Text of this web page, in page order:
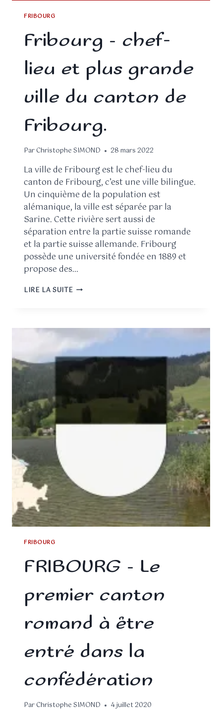
FRIBOURG
Fribourg – chef-
lieu et plus grande
ville du canton de
Fribourg.
ParChristophe SIMOND 28 mars 2022
La ville de Fribourg est le chef-lieu du
canton de Fribourg, c’est une ville bilingue.
Un cinquième de la population est
alémanique, la ville est séparée par la
Sarine. Cette rivière sert aussi de
séparation entre la partie suisse romande
et la partie suisse allemande. Fribourg
possède une université fondée en 1889 et
propose des…
LIRE LA SUITE
FRIBOURG
FRIBOURG – Le
premier canton
romand à être
entré dans la
confédération
ParChristophe SIMOND 4 juillet 2020